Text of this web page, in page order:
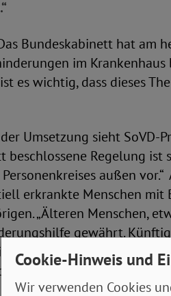
Bundeskabinett hat am
im
es wichtig, dass dieses
Umsetzung sieht SoVD-
beschlossene Regelung
außen
erkrankte Menschen mit
„Älteren Menschen,
gewährt.
im Krankenhaus
gewährt“,
Cookie-Hinweis und
Wir verwenden Cookies